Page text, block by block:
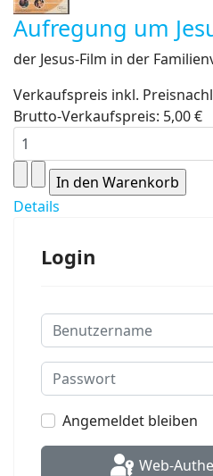
Aufregung um
der Jesus-Film in der
Verkaufspreis inkl.
Brutto-Verkaufspreis: 5,00 €
Details
Login
Benutzername
Passwort
Angemeldet bleiben
Web-